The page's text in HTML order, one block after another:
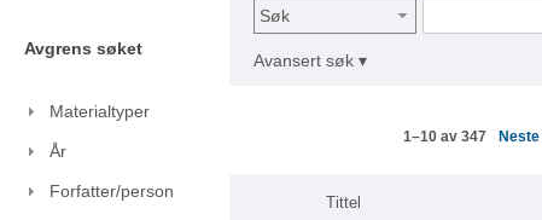
Avgrens søket
Materialtyper
År
Forfatter/person
Søk
Avansert søk ▾
1–10 av 347 Neste
Tittel